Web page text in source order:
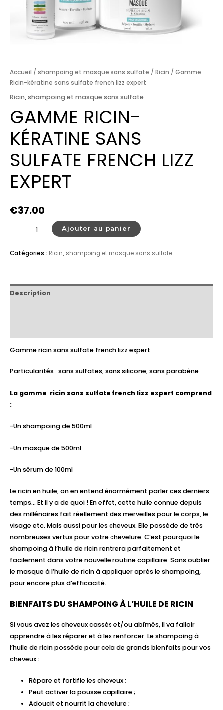
Accueil / shampoing et masque sans sulfate / Ricin / Gamme
Ricin-kératine sans sulfate french lizz expert
Ricin,shampoing et masque sans sulfate
GAMME RICIN-
KÉRATINE SANS
SULFATE FRENCH LIZZ
EXPERT
€37.00
Ajouter au panier
Catégories : Ricin, shampoing et masque sans sulfate
Description
Gamme ricin sans sulfate french lizz expert
Particularités : sans sulfates, sans silicone, sans parabène
La gamme ricin sans sulfate french lizz expert comprend
:
-Un shampoing de 500ml
-Un masque de 500ml
-Un sérum de 100ml
Le ricin en huile, on en entend énormément parler ces derniers
temps… Et il y a de quoi ! En effet, cette huile connue depuis
des millénaires fait réellement des merveilles pour le corps, le
visage etc. Mais aussi pour les cheveux. Elle possède de très
nombreuses vertus pour votre chevelure. C’est pourquoi le
shampoing à l’huile de ricin rentrera parfaitement et
facilement dans votre nouvelle routine capillaire. Sans oublier
le masque à l’huile de ricin à appliquer après le shampoing,
pour encore plus d’efficacité.
BIENFAITS DU SHAMPOING À L’HUILE DE RICIN
Si vous avez les cheveux cassés et/ou abîmés, il va falloir
apprendre à les réparer et à les renforcer. Le shampoing à
l’huile de ricin possède pour cela de grands bienfaits pour vos
cheveux :
Répare et fortifie les cheveux ;
Peut activer la pousse capillaire ;
Adoucit et nourrit la chevelure ;